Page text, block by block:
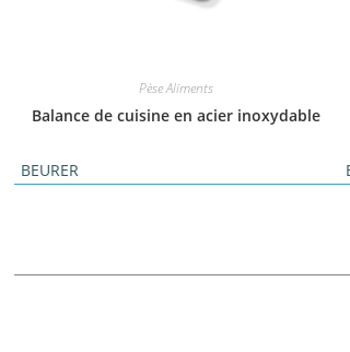
Pèse Aliments
Balance de cuisine en acier inoxydable
BEURER